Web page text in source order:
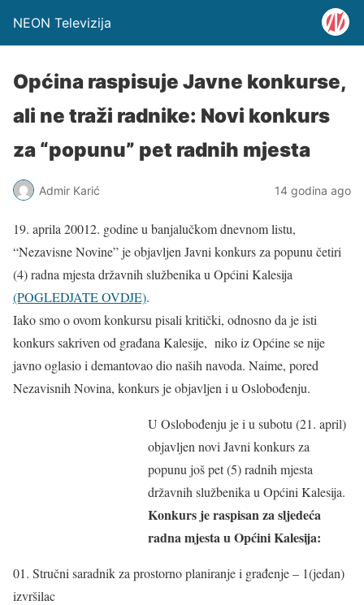
NEON Televizija
Općina raspisuje Javne konkurse,
ali ne traži radnike: Novi konkurs
za “popunu” pet radnih mjesta
Admir Karić 14 godina ago
19. aprila 20012. godine u banjalučkom dnevnom listu,
“Nezavisne Novine” je objavljen Javni konkurs za popunu četiri
(4) radna mjesta državnih službenika u Općini Kalesija
(POGLEDJATE OVDJE).
Iako smo o ovom konkursu pisali kritički, odnosno da je isti
konkurs sakriven od građana Kalesije, niko iz Općine se nije
javno oglasio i demantovao dio naših navoda. Naime, pored
Nezavisnih Novina, konkurs je objavljen i u Oslobođenju.
U Oslobođenju je i u subotu (21. april)
objavljen novi Javni konkurs za
popunu još pet (5) radnih mjesta
državnih službenika u Općini Kalesija.
Konkurs je raspisan za sljedeća
radna mjesta u Općini Kalesija:
01. Stručni saradnik za prostorno planiranje i građenje – 1(jedan)
izvršilac